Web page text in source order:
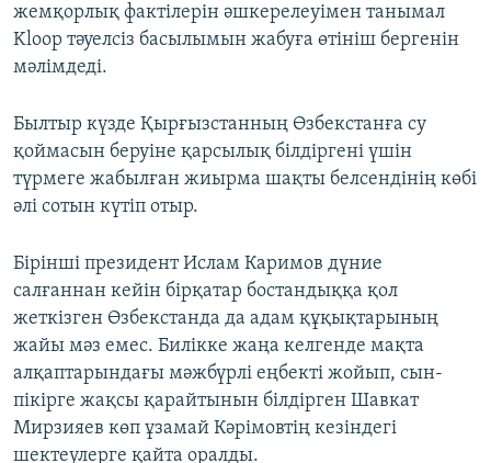
жемқорлық фактілерін әшкерелеуімен танымал
Kloop тәуелсіз басылымын жабуға өтініш бергенін
мәлімдеді.
Былтыр күзде Қырғызстанның Өзбекстанға су
қоймасын беруіне қарсылық білдіргені үшін
түрмеге жабылған жиырма шақты белсендінің көбі
әлі сотын күтіп отыр.
Бірінші президент Ислам Каримов дүние
салғаннан кейін бірқатар бостандыққа қол
жеткізген Өзбекстанда да адам құқықтарының
жайы мәз емес. Билікке жаңа келгенде мақта
алқаптарындағы мәжбүрлі еңбекті жойып, сын-
пікірге жақсы қарайтынын білдірген Шавкат
Мирзияев көп ұзамай Кәрімовтің кезіндегі
шектеулерге қайта оралды.